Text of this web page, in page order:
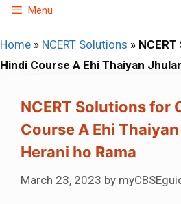
Skip
content
Menu
Home » NCERT Solutions »
Hindi Course A Ehi Thaiyan
NCERT Solutions for
Course A Ehi
Herani ho Rama
March 23, 2023 by